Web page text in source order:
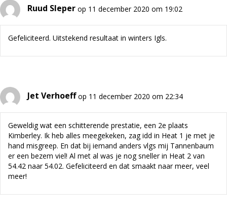
Ruud Sleper op 11 december 2020 om 19:02
Gefeliciteerd. Uitstekend resultaat in winters Igls.
Jet Verhoeff op 11 december 2020 om 22:34
Geweldig wat een schitterende prestatie, een 2e plaats
Kimberley. Ik heb alles meegekeken, zag idd in Heat 1 je met je
hand misgreep. En dat bij iemand anders vlgs mij Tannenbaum
er een bezem viel! Al met al was je nog sneller in Heat 2 van
54.42 naar 54.02. Gefeliciteerd en dat smaakt naar meer, veel
meer!